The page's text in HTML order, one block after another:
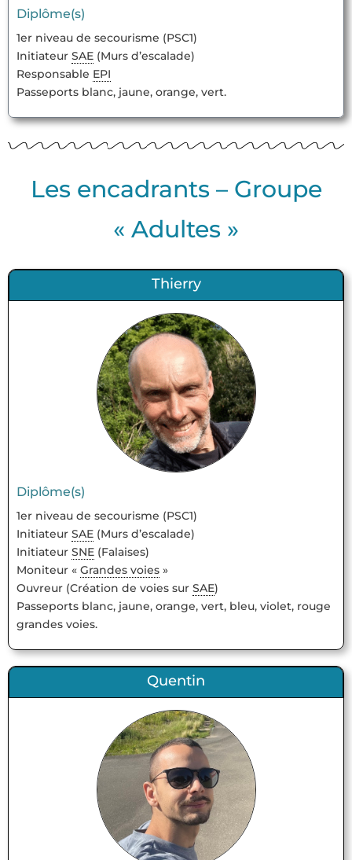
Diplôme(s)
1er niveau de secourisme (PSC1)
Initiateur SAE (Murs d’escalade)
Responsable EPI
Passeports blanc, jaune, orange, vert.
Les encadrants – Groupe
« Adultes »
Thierry
Diplôme(s)
1er niveau de secourisme (PSC1)
Initiateur SAE (Murs d’escalade)
Initiateur SNE (Falaises)
Moniteur « Grandes voies »
Ouvreur (Création de voies sur SAE)
Passeports blanc, jaune, orange, vert, bleu, violet, rouge
grandes voies.
Quentin